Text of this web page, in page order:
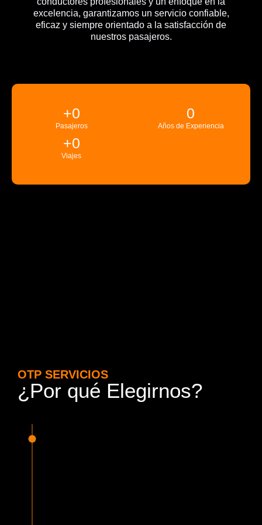
excelencia, garantizamos un servicio confiable,
eficaz y siempre orientado a la satisfacción de
nuestros pasajeros.
Pasajeros
+0
Años de Experiencia
0
Viajes
+0
OTP SERVICIOS
¿Por qué Elegirnos?